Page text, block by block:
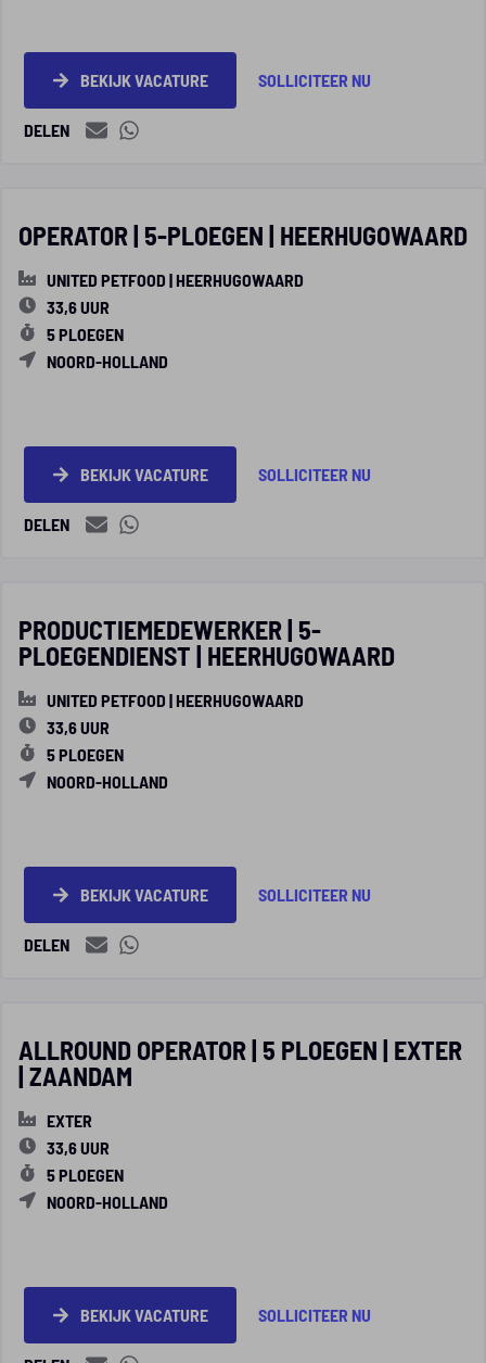
BEKIJK VACATURE SOLLICITEER NU
DELEN
OPERATOR | 5-PLOEGEN | HEERHUGOWAARD
UNITED PETFOOD | HEERHUGOWAARD
33,6 UUR
5 PLOEGEN
NOORD-HOLLAND
BEKIJK VACATURE SOLLICITEER NU
DELEN
PRODUCTIEMEDEWERKER | 5-
PLOEGENDIENST | HEERHUGOWAARD
UNITED PETFOOD | HEERHUGOWAARD
33,6 UUR
5 PLOEGEN
NOORD-HOLLAND
BEKIJK VACATURE SOLLICITEER NU
DELEN
ALLROUND OPERATOR | 5 PLOEGEN | EXTER
| ZAANDAM
EXTER
33,6 UUR
5 PLOEGEN
NOORD-HOLLAND
BEKIJK VACATURE SOLLICITEER NU